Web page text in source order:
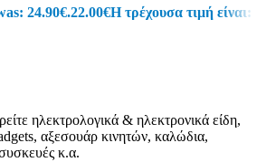
24.90€.22.00€Η τρέχουσα τιμή είναι:
ηλεκτρολογικά & ηλεκτρονικά είδη,
αξεσουάρ κινητών, καλώδια,
κ.α.